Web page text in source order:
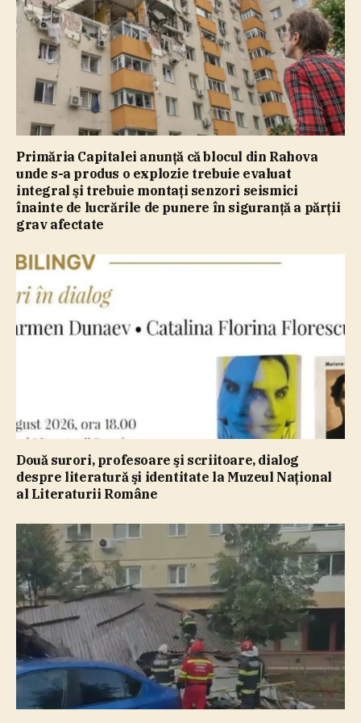
Primăria Capitalei anunţă că blocul din Rahova
unde s-a produs o explozie trebuie evaluat
integral şi trebuie montaţi senzori seismici
înainte de lucrările de punere în siguranţă a părţii
grav afectate
Două surori, profesoare şi scriitoare, dialog
despre literatură şi identitate la Muzeul Naţional
al Literaturii Române